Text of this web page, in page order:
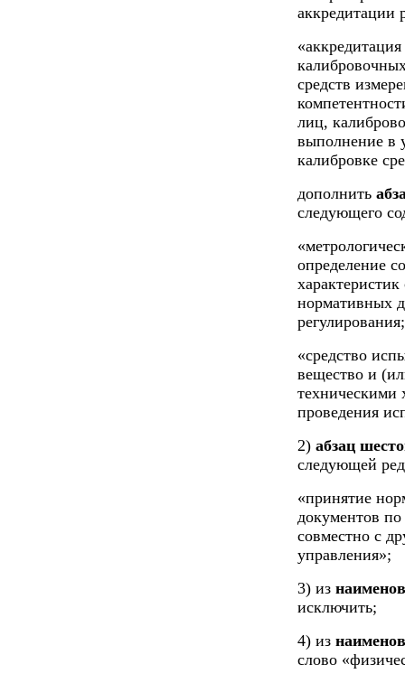
аккредитации
средств
лиц,
выполнение в
калибровке
дополнить
следующего
определение
нормативных
регулирования;
«средство
вещество и
техническими
проведения
2) абзац
следующей
«принятие
документов
совместно с
управления»;
3) из
исключить;
4) из
слово